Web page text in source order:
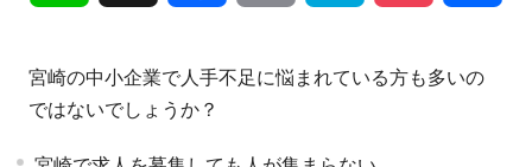
宮崎の中小企業で人手不足に悩まれている方も多いの
ではないでしょうか？